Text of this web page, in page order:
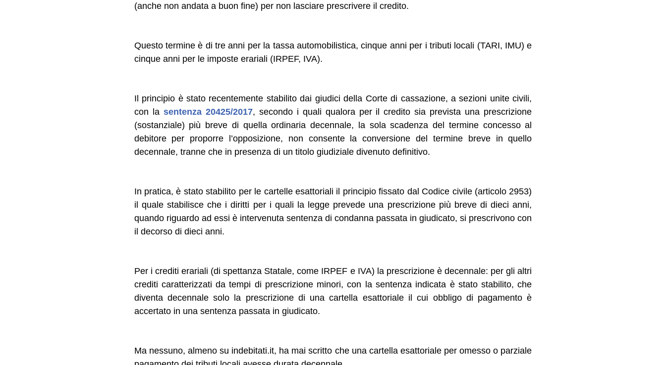
(anche non andata a buon fine) per non lasciare prescrivere il credito.
Questo termine è di tre anni per la tassa automobilistica, cinque anni per i tributi locali (TARI, IMU) e
cinque anni per le imposte erariali (IRPEF, IVA).
Il principio è stato recentemente stabilito dai giudici della Corte di cassazione, a sezioni unite civili,
con la sentenza 20425/2017, secondo i quali qualora per il credito sia prevista una prescrizione
(sostanziale) più breve di quella ordinaria decennale, la sola scadenza del termine concesso al
debitore per proporre l’opposizione, non consente la conversione del termine breve in quello
decennale, tranne che in presenza di un titolo giudiziale divenuto definitivo.
In pratica, è stato stabilito per le cartelle esattoriali il principio fissato dal Codice civile (articolo 2953)
il quale stabilisce che i diritti per i quali la legge prevede una prescrizione più breve di dieci anni,
quando riguardo ad essi è intervenuta sentenza di condanna passata in giudicato, si prescrivono con
il decorso di dieci anni.
Per i crediti erariali (di spettanza Statale, come IRPEF e IVA) la prescrizione è decennale: per gli altri
crediti caratterizzati da tempi di prescrizione minori, con la sentenza indicata è stato stabilito, che
diventa decennale solo la prescrizione di una cartella esattoriale il cui obbligo di pagamento è
accertato in una sentenza passata in giudicato.
Ma nessuno, almeno su indebitati.it, ha mai scritto che una cartella esattoriale per omesso o parziale